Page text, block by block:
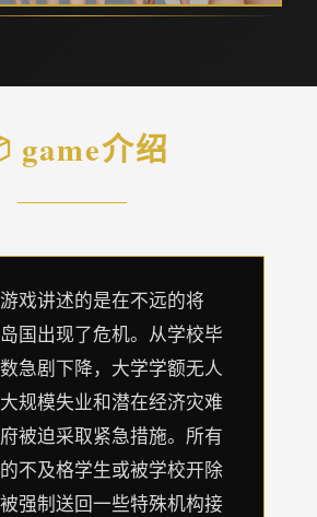
game介绍
戏讲述的是在不远的将
国出现了危机。从学校毕
急剧下降，大学学额无人
规模失业和潜在经济灾难
被迫采取紧急措施。所有
不及格学生或被学校开除
强制送回一些特殊机构接